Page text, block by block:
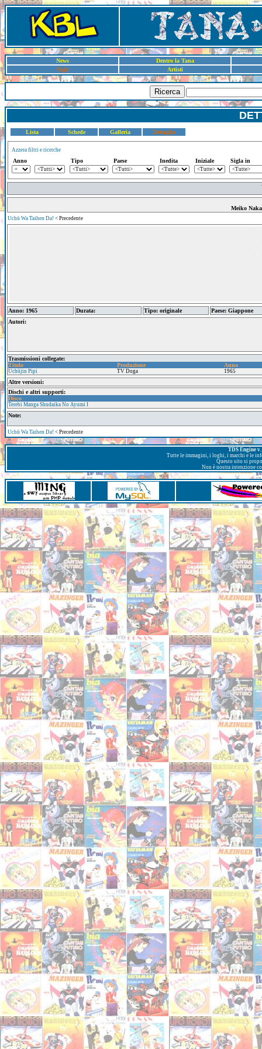
News
Dentro la Tana
Sigle
Artisti
Ricerca
Lista Schede Galleria Dettaglio
Azzera filtri e ricerche
Anno Tipo Paese Inedita Iniziale Sigla in
Meiko
Uchū Wa Taihen Da! < Precedente
Anno: 1965 Durata: Tipo: originale
Paese: Giappone
Autori:
Trasmissioni collegate:
Titolo
Produzione Anno
Uchūjin Pipi TV Doga 1965
Altre versioni:
Dischi e altri supporti:
Disco
Terebi Manga Shudaika No Ayumi I
Note:
Uchū Wa Taihen Da! < Precedente
TDS Engine
Tutte le immagini, i loghi, i marchi e le
Questo sito si
Non è nostra intenzione